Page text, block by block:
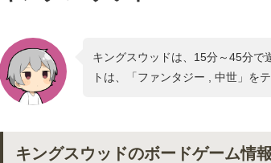
キングスウッドは、15分～45分で
トは、「ファンタジー , 中世 」を
キングスウッドのボードゲーム情報